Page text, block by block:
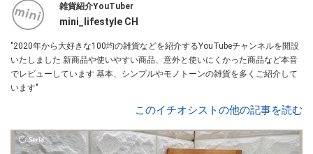
雑貨紹介YouTuber
mini_lifestyle CH
"2020年から大好きな100均の雑貨などを紹介するYouTubeチャンネルを開設
いたしました 新商品や使いやすい商品、意外と使いにくかった商品など本音
でレビューしています 基本、シンプルやモノトーンの雑貨を多くご紹介して
います"
このイチオシストの他の記事を読む